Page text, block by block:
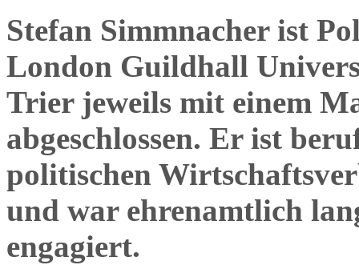
Stefan Simmnacher ist
London Guildhall
Trier jeweils mit einem
abgeschlossen. Er ist
politischen
und war ehrenamtlich
engagiert.